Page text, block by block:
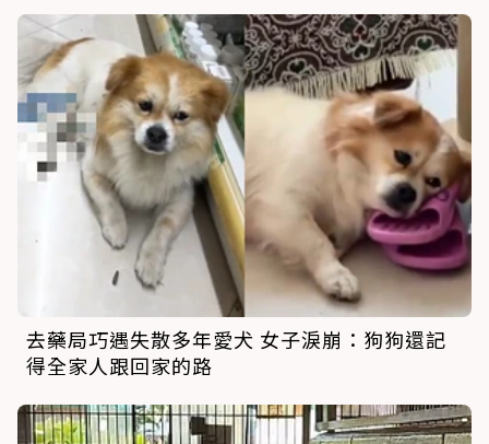
去藥局巧遇失散多年愛犬 女子淚崩：狗狗還記
得全家人跟回家的路